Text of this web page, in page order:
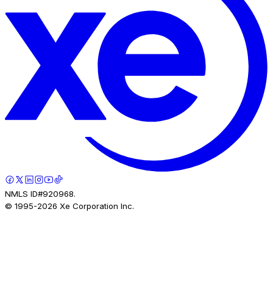
NMLS ID#920968.
© 1995-2026 Xe Corporation Inc.